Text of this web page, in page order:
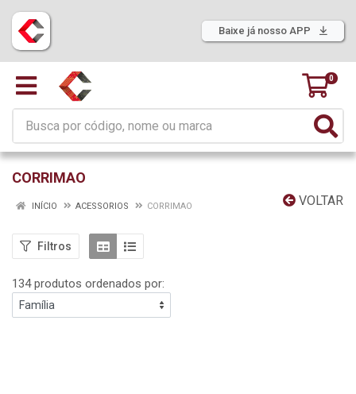
Baixe já nosso APP
0
CORRIMAO
VOLTAR
INÍCIO ACESSORIOS CORRIMAO
Filtros
134 produtos ordenados por: